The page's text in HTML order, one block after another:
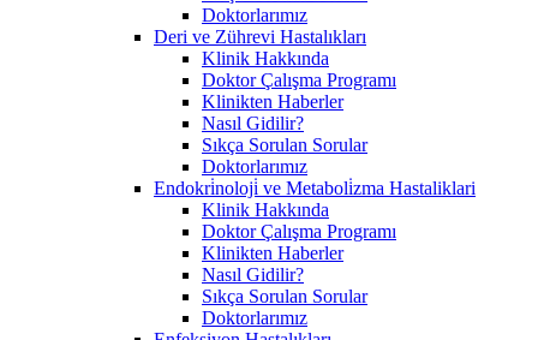
Doktorlarımız
Deri ve Zührevi Hastalıkları
Klinik Hakkında
Doktor Çalışma Programı
Klinikten Haberler
Nasıl Gidilir?
Sıkça Sorulan Sorular
Doktorlarımız
Endokri̇noloji̇ ve Metaboli̇zma Hastaliklari
Klinik Hakkında
Doktor Çalışma Programı
Klinikten Haberler
Nasıl Gidilir?
Sıkça Sorulan Sorular
Doktorlarımız